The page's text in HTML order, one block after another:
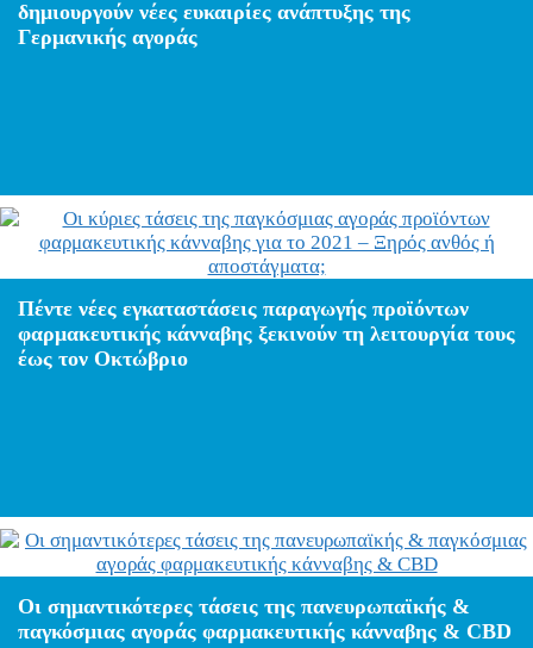
δημιουργούν νέες ευκαιρίες ανάπτυξης της
Γερμανικής αγοράς
Πέντε νέες εγκαταστάσεις παραγωγής προϊόντων
φαρμακευτικής κάνναβης ξεκινούν τη λειτουργία τους
έως τον Οκτώβριο
Οι σημαντικότερες τάσεις της πανευρωπαϊκής &
παγκόσμιας αγοράς φαρμακευτικής κάνναβης & CBD